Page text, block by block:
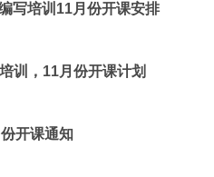
写培训11月份开课安排
训，11月份开课计划
开课通知